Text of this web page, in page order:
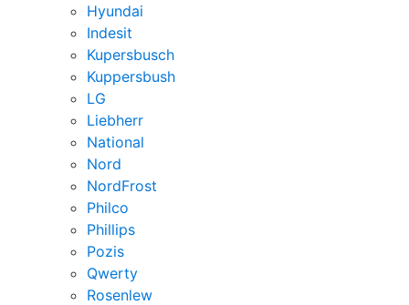
Hyundai
Indesit
Kupersbusch
Kuppersbush
LG
Liebherr
National
Nord
NordFrost
Philco
Phillips
Pozis
Qwerty
Rosenlew